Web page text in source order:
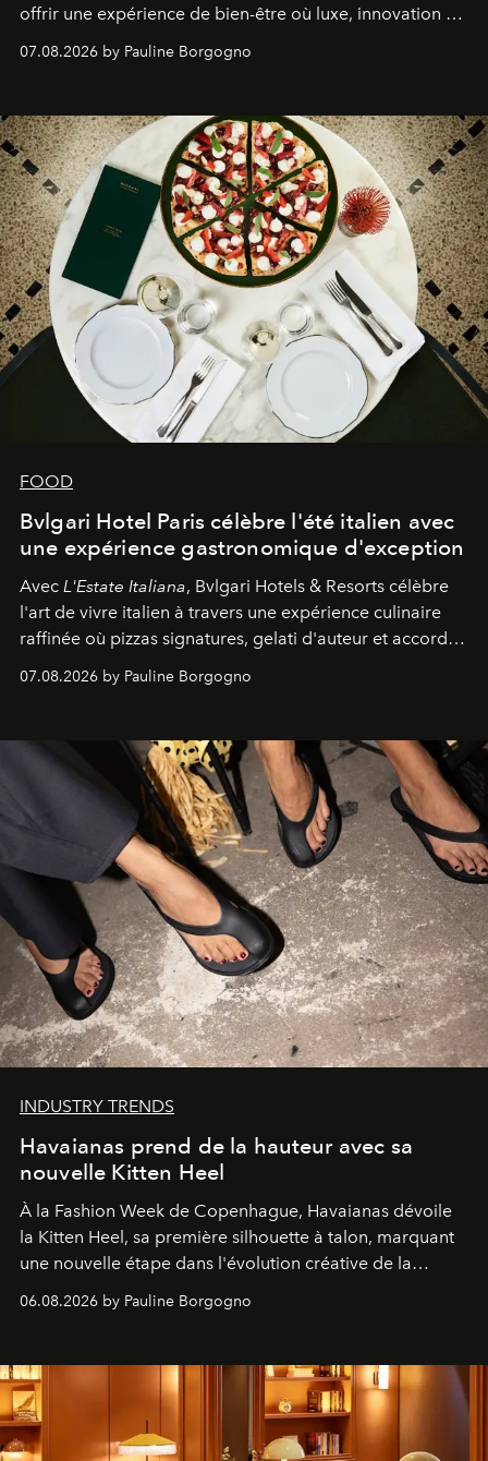
offrir une expérience de bien-être où luxe, innovation et
expertise se rencontrent.
07.08.2026 by Pauline Borgogno
FOOD
Bvlgari Hotel Paris célèbre l'été italien avec
une expérience gastronomique d'exception
Avec L'Estate Italiana, Bvlgari Hotels & Resorts célèbre
l'art de vivre italien à travers une expérience culinaire
raffinée où pizzas signatures, gelati d'auteur et accords
d'exception composent un véritable voyage sensoriel.
07.08.2026 by Pauline Borgogno
INDUSTRY TRENDS
Havaianas prend de la hauteur avec sa
nouvelle Kitten Heel
À la Fashion Week de Copenhague, Havaianas dévoile
la Kitten Heel, sa première silhouette à talon, marquant
une nouvelle étape dans l'évolution créative de la
06.08.2026 by Pauline Borgogno